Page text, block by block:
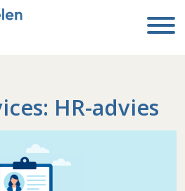
HR-advies